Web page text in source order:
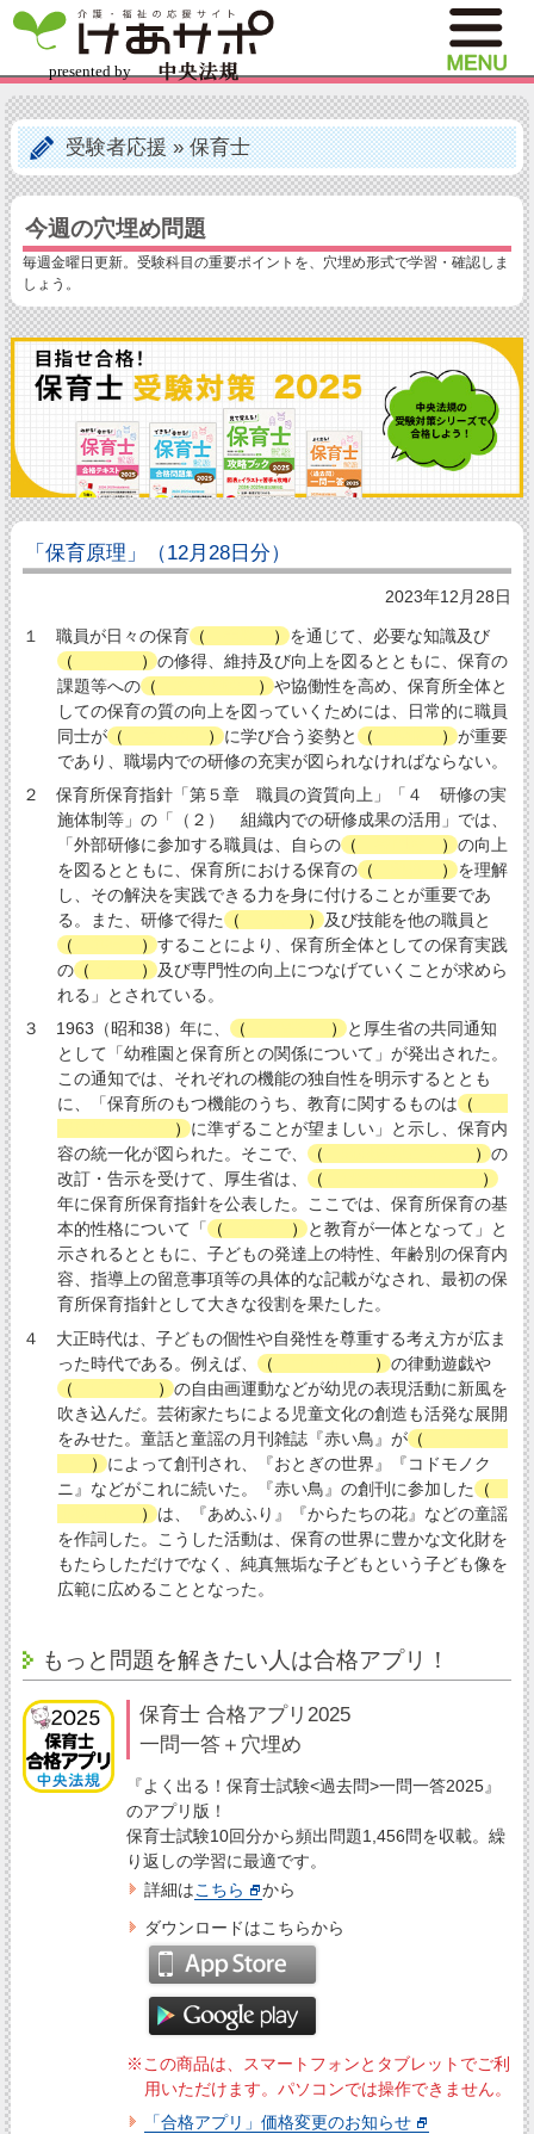
受験者応援»保育士
今週の穴埋め問題
毎週金曜日更新。受験科目の重要ポイントを、穴埋め形式で学習・確認しま
しょう。
「保育原理」（12月28日分）
2023年12月28日
１ 職員が日々の保育（ ）を通じて、必要な知識及び
（
）の修得、維持及び向上を図るとともに、保育の
課題等への（ ）や協働性を高め、保育所全体と
しての保育の質の向上を図っていくためには、日常的に職員
同士が（ ）に学び合う姿勢と（ ）が重要
であり、職場内での研修の充実が図られなければならない。
２ 保育所保育指針「第５章 職員の資質向上」「４ 研修の実
施体制等」の「（２） 組織内での研修成果の活用」では、
「外部研修に参加する職員は、自らの（ ）の向上
を図るとともに、保育所における保育の（ ）を理解
し、その解決を実践できる力を身に付けることが重要であ
る。また、研修で得た（ ）及び技能を他の職員と
（
）することにより、保育所全体としての保育実践
の（ ）及び専門性の向上につなげていくことが求めら
れる」とされている。
３ 1963（昭和38）年に、 （ ）と厚生省の共同通知
として「幼稚園と保育所との関係について」が発出された。
この通知では、それぞれの機能の独自性を明示するととも
に、「保育所のもつ機能のうち、教育に関するものは（
）に準ずることが望ましい」と示し、保育内
容の統一化が図られた。そこで、 （ ）の
改訂・告示を受けて、厚生省は、 （
）
年に保育所保育指針を公表した。ここでは、保育所保育の基
本的性格について「（ ）と教育が一体となって」と
示されるとともに、子どもの発達上の特性、年齢別の保育内
容、指導上の留意事項等の具体的な記載がなされ、最初の保
育所保育指針として大きな役割を果たした。
４ 大正時代は、子どもの個性や自発性を尊重する考え方が広ま
った時代である。例えば、 （ ）の律動遊戯や
（
）の自由画運動などが幼児の表現活動に新風を
吹き込んだ。芸術家たちによる児童文化の創造も活発な展開
をみせた。童話と童謡の月刊雑誌『赤い鳥』が（
）によって創刊され、『おとぎの世界』『コドモノク
ニ』などがこれに続いた。『赤い鳥』の創刊に参加した（
）は、『あめふり』『からたちの花』などの童謡
を作詞した。こうした活動は、保育の世界に豊かな文化財を
もたらしただけでなく、純真無垢な子どもという子ども像を
広範に広めることとなった。
もっと問題を解きたい人は合格アプリ！
保育士 合格アプリ2025
一問一答＋穴埋め
『よく出る！保育士試験<過去問>一問一答2025』
のアプリ版！
保育士試験10回分から頻出問題1,456問を収載。繰
り返しの学習に最適です。
詳細はこちら
から
ダウンロードはこちらから
※この商品は、スマートフォンとタブレットでご利
用いただけます。パソコンでは操作できません。
「合格アプリ」価格変更のお知らせ